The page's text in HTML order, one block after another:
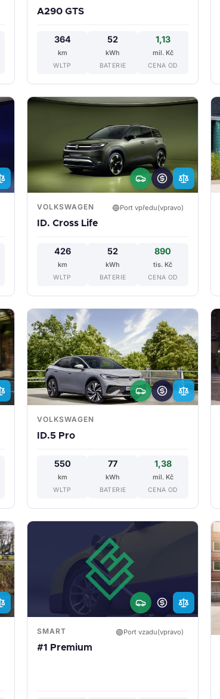
A290 GTS
364
km
WLTP
52
kWh
BATERIE
1,13
mil. Kč
CENA OD
VOLKSWAGEN 🔵Port vpředu(vpravo)
ID. Cross Life
426
km
WLTP
52
kWh
BATERIE
890
tis. Kč
CENA OD
VOLKSWAGEN
ID.5 Pro
550
km
WLTP
77
kWh
BATERIE
1,38
mil. Kč
CENA OD
SMART 🟢Port vzadu(vpravo)
#1 Premium